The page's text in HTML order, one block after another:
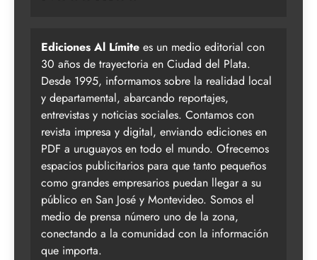
Ediciones Al Límite es un medio editorial con
30 años de trayectoria en Ciudad del Plata.
Desde 1995, informamos sobre la realidad local
y departamental, abarcando reportajes,
entrevistas y noticias sociales. Contamos con
revista impresa y digital, enviando ediciones en
PDF a uruguayos en todo el mundo. Ofrecemos
espacios publicitarios para que tanto pequeños
como grandes empresarios puedan llegar a su
público en San José y Montevideo. Somos el
medio de prensa número uno de la zona,
conectando a la comunidad con la información
que importa.